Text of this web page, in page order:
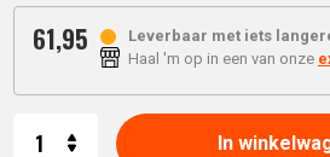
61,95
Leverbaar met iets
Haal 'm op in een van onze
In